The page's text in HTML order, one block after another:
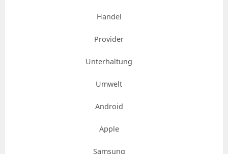
Handel
Provider
Unterhaltung
Umwelt
Android
Apple
Samsung